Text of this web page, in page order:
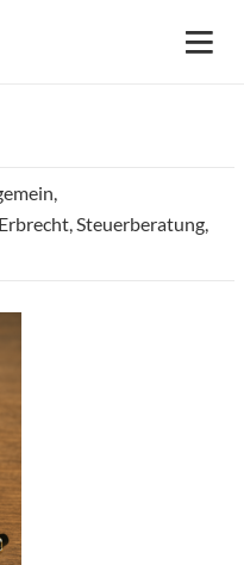
,
Erbrecht,Steuerberatung,